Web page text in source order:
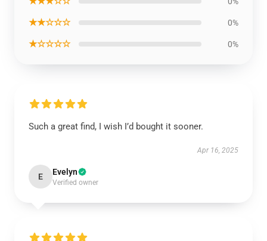
★★☆☆☆ 0%
★☆☆☆☆ 0%
Such a great find, I wish I’d bought it sooner.
Apr 16, 2025
E Evelyn
Verified owner